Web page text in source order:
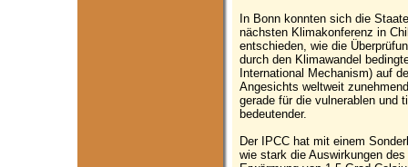
In Bonn konnten sich die
nächsten Klimakonferenz in
entschieden, wie die
durch den Klimawandel
International Mechanism) auf
Angesichts weltweit
gerade für die vulnerablen und
bedeutender.
Der IPCC hat mit einem
wie stark die Auswirkungen